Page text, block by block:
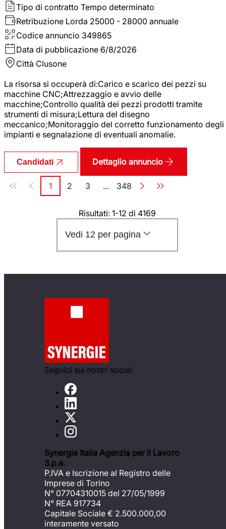
Tipo di contratto Tempo determinato
Retribuzione Lorda 25000 - 28000 annuale
Codice annuncio 349865
Data di pubblicazione 6/8/2026
Città Clusone
La risorsa si occuperà di:Carico e scarico dei pezzi su
macchine CNC;Attrezzaggio e avvio delle
macchine;Controllo qualità dei pezzi prodotti tramite
strumenti di misura;Lettura del disegno
meccanico;Monitoraggio del corretto funzionamento degli
impianti e segnalazione di eventuali anomalie.
Candidati Dettaglio annuncio
Paginazione
Pagina
1 Pagina
2 Pagina
3 ... Pagina
348
Risultati: 1-12 di 4169
Vedi 12 per pagina
Seguici sui nostri social
Synergie Italia Agenzia per il Lavoro
S.p.a.
P.IVA e Iscrizione al Registro delle
Imprese di Torino
N° 07704310015 del 27/05/1999
N° REA 917734
Capitale Sociale € 2.500.000,00
interamente versato